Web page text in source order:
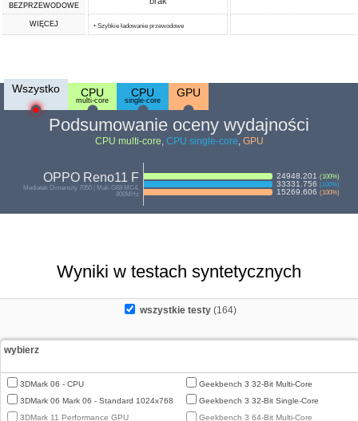
BEZPRZEWODOWE
WIĘCEJ • Szybkie ładowanie przewodowe
Wszystko CPU
multi-core
CPU
single-core
GPU
Podsumowanie oceny wydajności
CPU multi-core, CPU single-core, GPU
OPPO Reno11 F
Mediatek Dimensity 7050 | Mali-G68 MC4,
800MHz
24948.201 (100%)
33331.756 (100%)
15269.606 (100%)
Wyniki w testach syntetycznych
wszystkie testy (164)
wybierz
3DMark 06 - CPU
3DMark 06 Mark 06 - Standard 1024x768
3DMark 11 Performance GPU
Geekbench 3 32-Bit Multi-Core
Geekbench 3 32-Bit Single-Core
Geekbench 3 64-Bit Multi-Core